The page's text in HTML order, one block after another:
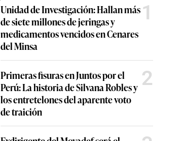
Unidad de Investigación: Hallan más
de siete millones de jeringas y
medicamentos vencidos en Cenares
del Minsa
1
Primeras fisuras en Juntos por el
Perú: La historia de Silvana Robles y
los entretelones del aparente voto
de traición
2